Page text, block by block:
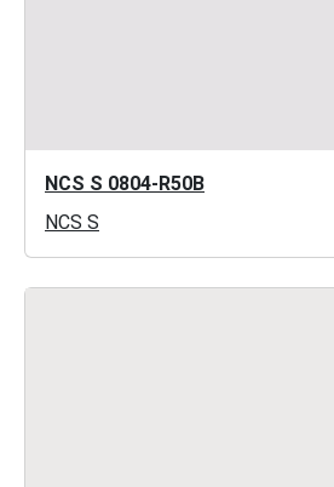
NCS S 0804-R50B
NCS S